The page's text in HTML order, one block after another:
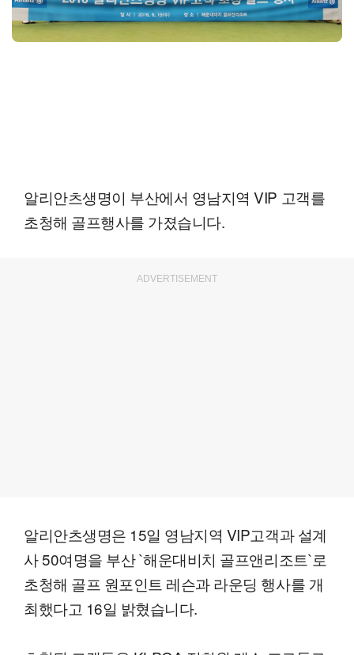
알리안츠생명이 부산에서 영남지역 VIP 고객를
초청해 골프행사를 가졌습니다.
ADVERTISEMENT
알리안츠생명은 15일 영남지역 VIP고객과 설계
사 50여명을 부산 `해운대비치 골프앤리조트`로
초청해 골프 원포인트 레슨과 라운딩 행사를 개
최했다고 16일 밝혔습니다.